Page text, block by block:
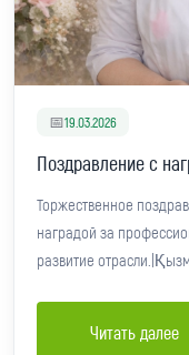
📅19.03.2026
Поздравление с
Торжественное
наградой за
развитие
Читать далее